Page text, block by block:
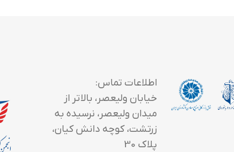
اطلاعات تماس:
خیابان ولیعصر، بالاتر از
میدان ولیعصر، نرسیده به
زرتشت، کوچه دانش کیان،
پلاک 30